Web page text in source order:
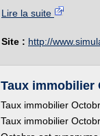
Lire la suite
Site : http://
Taux immobilier
Taux immobilier
Taux immobilier